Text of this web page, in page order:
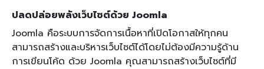
ปลดปล่อยพลังเว็บไซต์ด้วย Joomla
Joomla คือระบบการจัดการเนื้อหาที่เปิดโอกาสให้ทุกคน
สามารถสร้างและบริหารเว็บไซต์ได้โดยไม่ต้องมีความรู้ด้าน
การเขียนโค้ด ด้วย Joomla คุณสามารถสร้างเว็บไซต์ที่มี